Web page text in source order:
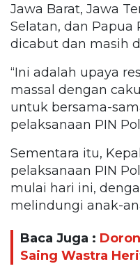
Jawa Barat, Jawa
Selatan, dan Papua
dicabut dan masih
“Ini adalah upaya
massal dengan
untuk bersama-
pelaksanaan PIN
Sementara itu,
pelaksanaan PIN
mulai hari ini,
melindungi anak-
Baca Juga :
Saing Wastra